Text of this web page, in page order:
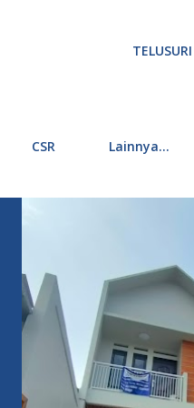
TELUSURI
CSR Lainnya…